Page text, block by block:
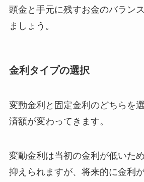
頭金と手元に残すお金のバラン
ましょう。
金利タイプの選択
変動金利と固定金利のどちらを
済額が変わってきます。
変動金利は当初の金利が低いた
抑えられますが、将来的に金利